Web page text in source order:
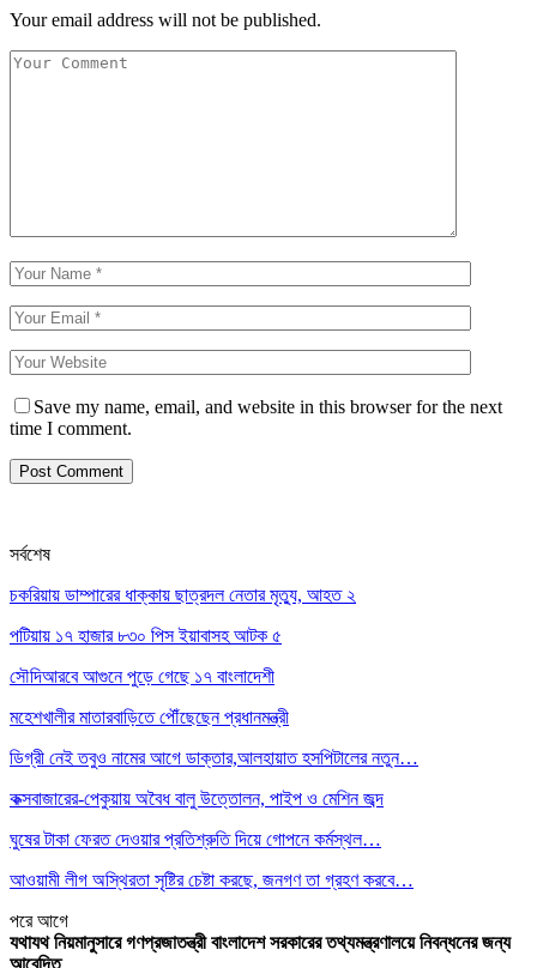
Your email address will not be published.
Save my name, email, and website in this browser for the next
time I comment.
সর্বশেষ
চকরিয়ায় ডাম্পারের ধাক্কায় ছাত্রদল নেতার মৃত্যু, আহত ২
পটিয়ায় ১৭ হাজার ৮৩০ পিস ইয়াবাসহ আটক ৫
সৌদিআরবে আগুনে পুড়ে গেছে ১৭ বাংলাদেশী
মহেশখালীর মাতারবাড়িতে পৌঁছেছেন প্রধানমন্ত্রী
ডিগ্রী নেই তবুও নামের আগে ডাক্তার,আলহায়াত হসপিটালের নতুন…
কক্সবাজারের-পেকুয়ায় অবৈধ বালু উত্তোলন, পাইপ ও মেশিন জব্দ
ঘুষের টাকা ফেরত দেওয়ার প্রতিশ্রুতি দিয়ে গোপনে কর্মস্থল…
আওয়ামী লীগ অস্থিরতা সৃষ্টির চেষ্টা করছে, জনগণ তা গ্রহণ করবে…
পরেআগে
যথাযথ নিয়মানুসারে গণপ্রজাতন্ত্রী বাংলাদেশ সরকারের তথ্যমন্ত্রণালয়ে নিবন্ধনের জন্য
আবেদিত